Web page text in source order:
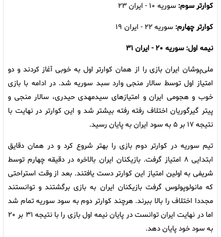
کوارتر سوم: سوریه ۱۰ - ایران ۲۳
کوارتر چهارم: سوریه ۲۲ - ایران ۱۹
نیمه اول: سوریه ۲۰ - ایران ۳۱
ملی‌پوشان ایران بازی را از همان کوارتر اول به خوبی آغاز کردند و دو
امتیاز اول توسط سالار منجی وارد سبد سوریه شد. در ادامه با بازی
خوب و هجومی ایران و امتیازهای سیدمهدی حیدری، سالار منجی و
پیتر گیرگوریان اختلاف رفته رفته بیشتر شد و این کوارتر در نهایت با
نتیجه ۱۷ بر ۵ به سود ایران به پایان رسید.
تیم سوریه در کوارتر دوم بازی را بهتر شروع کرد و در همان دقایق
ابتدایی ۸ امتیاز گرفت. بازیکنان ایران بالاخره در دقیقه چهارم توسط
شریفی به اولین امتیاز این کوارتر دست یافتند. بعد از وقت استراحتی
که مانولوپولوس گرفت بازیکنان ایران به بازی برگشتند و توانستند
مجددا اختلاف را بالا ببرند. هرچند کوارتر دوم به سود سوریه تمام شد
اما در نهایت ایران توانست در پایان نیمه اول بازی را با نتیجه ۳۱ بر ۲۰
به سود خود پایان دهد.